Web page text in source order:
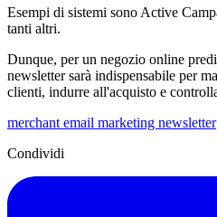
Esempi di sistemi sono Active
tanti altri.
Dunque, per un negozio online
newsletter sarà indispensabile per
clienti, indurre all'acquisto e
merchant email marketing newsletter
Condividi